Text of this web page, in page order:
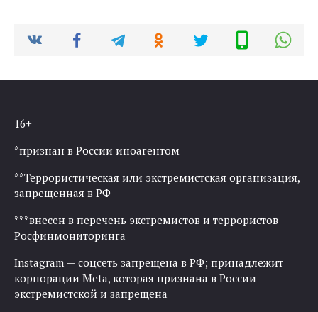
16+
*признан в России иноагентом
**Террористическая или экстремистская организация,
запрещенная в РФ
***внесен в перечень экстремистов и террористов
Росфинмониторинга
Instagram — соцсеть запрещена в РФ; принадлежит
корпорации Meta, которая признана в России
экстремистской и запрещена